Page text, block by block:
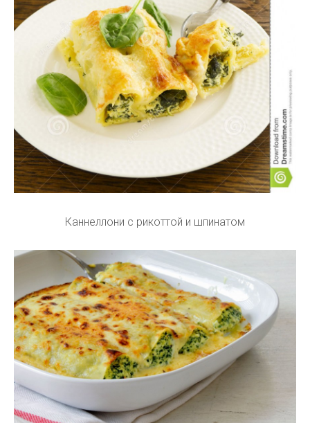
Каннеллони с рикоттой и шпинатом